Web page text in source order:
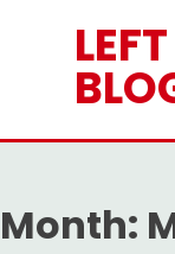
Month: